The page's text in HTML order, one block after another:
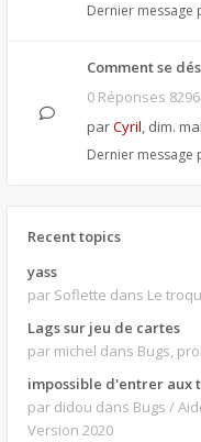
Dernier message
Comment se
0 Réponses
parCyril, dim.
Dernier message
Recent topics
yass
par Soflette dans Le
Lags sur jeu de cartes
par michel dans Bugs,
impossible
par didou dans Bugs /
Version 2020